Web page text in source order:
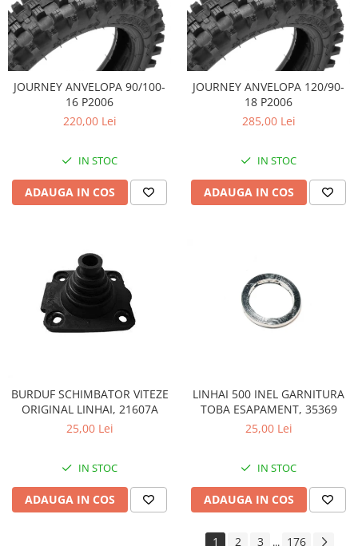
JOURNEY ANVELOPA 90/100-
16 P2006
220,00 Lei
IN STOC
ADAUGA IN COS
JOURNEY ANVELOPA 120/90-
18 P2006
285,00 Lei
IN STOC
ADAUGA IN COS
BURDUF SCHIMBATOR VITEZE
ORIGINAL LINHAI, 21607A
25,00 Lei
IN STOC
ADAUGA IN COS
LINHAI 500 INEL GARNITURA
TOBA ESAPAMENT, 35369
25,00 Lei
IN STOC
ADAUGA IN COS
1 2 3 ... 176